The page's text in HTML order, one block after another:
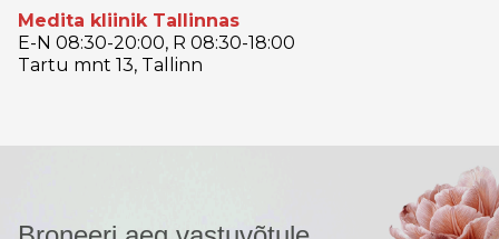
Medita kliinik Tallinnas
E-N 08:30-20:00, R 08:30-18:00
Tartu mnt 13, Tallinn